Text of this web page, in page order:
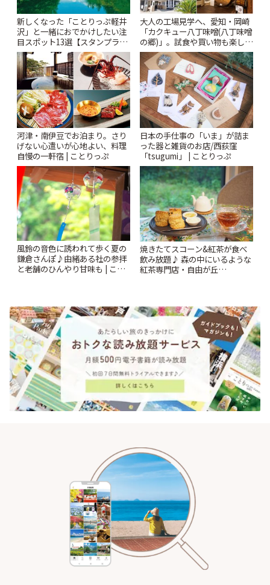
新しくなった「ことりっぷ軽井
沢」と一緒におでかけしたい注
目スポット13選【スタンプラリ
ー開催中】 | ことりっぷ
大人の工場見学へ、愛知・岡崎
「カクキュー八丁味噌(八丁味噌
の郷)」。試食や買い物も楽しみ
♪ | ことりっぷ
河津・南伊豆でお泊まり。さり
げない心遣いが心地よい、料理
自慢の一軒宿 | ことりっぷ
日本の手仕事の「いま」が詰ま
った器と雑貨のお店/西荻窪
「tsugumi」 | ことりっぷ
風鈴の音色に誘われて歩く夏の
鎌倉さんぽ♪由緒ある社の参拝
と老舗のひんやり甘味も | こと
焼きたてスコーン&紅茶が食べ
飲み放題♪ 森の中にいるような
紅茶専門店・自由が丘